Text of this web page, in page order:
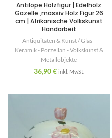
Antilope Holzfigur | Edelholz
Gazelle ,massiv Holz Figur 26
cm | Afrikanische Volkskunst
Handarbeit
Antiquitäten & Kunst / Glas -
Keramik - Porzellan - Volkskunst &
Metallobjekte
36,90€ inkl. MwSt.